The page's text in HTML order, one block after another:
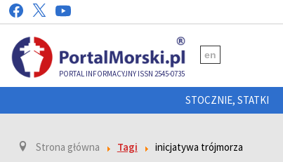
PORTAL INFORMACYJNY ISSN 2545-0735
en
STOCZNIE, STATKI
Strona główna Tagi inicjatywa trójmorza